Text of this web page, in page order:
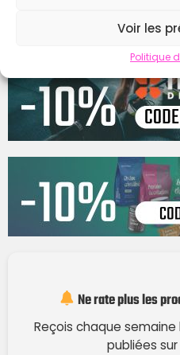
Voir les
Politique
Ne rate plus les
Reçois chaque
publiées sur